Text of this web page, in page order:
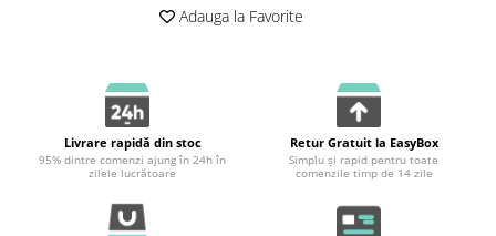
Adauga la Favorite
Livrare rapidă din stoc
95% dintre comenzi ajung în 24h în
zilele lucrătoare
Retur Gratuit la EasyBox
Simplu și rapid pentru toate
comenzile timp de 14 zile